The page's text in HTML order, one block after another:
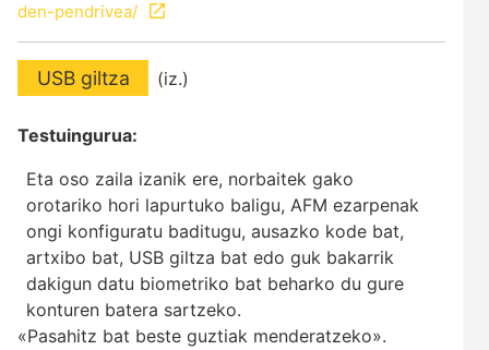
den-pendrivea/
USB giltza (iz.)
Testuingurua:
Eta oso zaila izanik ere, norbaitek gako
orotariko hori lapurtuko baligu, AFM ezarpenak
ongi konfiguratu baditugu, ausazko kode bat,
artxibo bat, USB giltza bat edo guk bakarrik
dakigun datu biometriko bat beharko du gure
konturen batera sartzeko.
«Pasahitz bat beste guztiak menderatzeko».